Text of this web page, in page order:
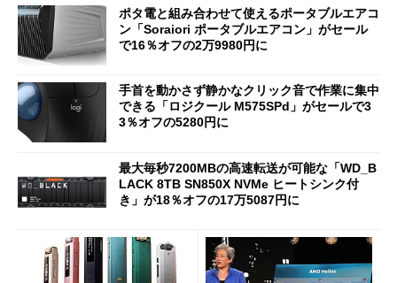
ポタ電と組み合わせて使えるポータブルエアコ
ン「Soraiori ポータブルエアコン」がセール
で16％オフの2万9980円に
手首を動かさず静かなクリック音で作業に集中
できる「ロジクール M575SPd」がセールで3
3％オフの5280円に
最大毎秒7200MBの高速転送が可能な「WD_B
LACK 8TB SN850X NVMe ヒートシンク付
き」が18％オフの17万5087円に